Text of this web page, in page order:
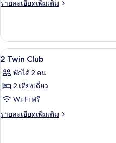
Club
Access
รายละเอียดเพิ่มเติม
ราย
เกี่ยว
กับ
1
Bed
Club
เปิด
ภาพถ่าย
ทั้งหมด
ของ
2
9
2 Twin Club
พักได้ 2 คน
2 เตียงเดี่ยว
Wi-Fi ฟรี
รายละเอียดเพิ่มเติม
ราย